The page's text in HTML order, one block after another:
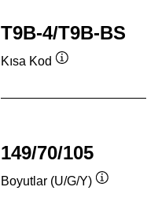
T9B-4/T9B-BS
Kısa Kod
149/70/105
Boyutlar (U/G/Y)